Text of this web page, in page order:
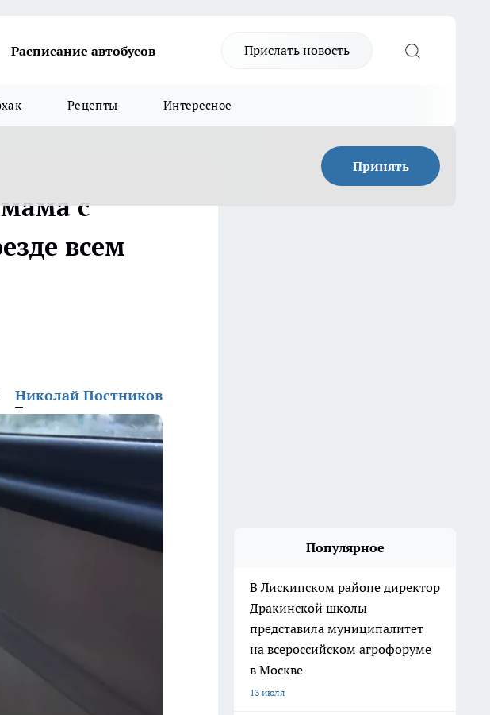
Расписание автобусов Прислать новость
Рецепты Интересное
Принять
с
всем
Николай Постников
Популярное
В Лискинском районе директор
Дракинской школы
представила муниципалитет
на всероссийском агрофоруме
в Москве
13 июля